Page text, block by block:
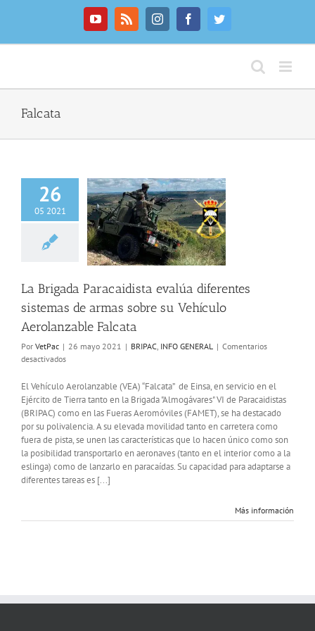
YouTubeRss InstagramFacebookTwitter
Falcata
26
05 2021
Paracaidista
sistemas
su Vehículo
Falcata
La Brigada Paracaidista evalúa diferentes
sistemas de armas sobre su Vehículo
Aerolanzable Falcata
Por VetPac | 26 mayo 2021 | BRIPAC, INFO GENERAL | Comentarios
desactivadosen
Brigada
Paracaidista
evalúa
diferentes
de
armas
sobre
su
Falcata
El Vehículo Aerolanzable (VEA) “Falcata” de Einsa, en servicio en el
Ejército de Tierra tanto en la Brigada "Almogávares" VI de Paracaidistas
(BRIPAC) como en las Fueras Aeromóviles (FAMET), se ha destacado
por su polivalencia. A su elevada movilidad tanto en carretera como
fuera de pista, se unen las características que lo hacen único como son
la posibilidad transportarlo en aeronaves (tanto en el interior como a la
eslinga) como de lanzarlo en paracaídas. Su capacidad para adaptarse a
diferentes tareas es [...]
Más información